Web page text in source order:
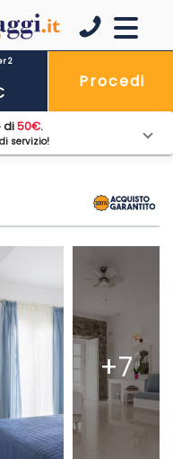
+7
2
Procedi
di50€.
servizio!